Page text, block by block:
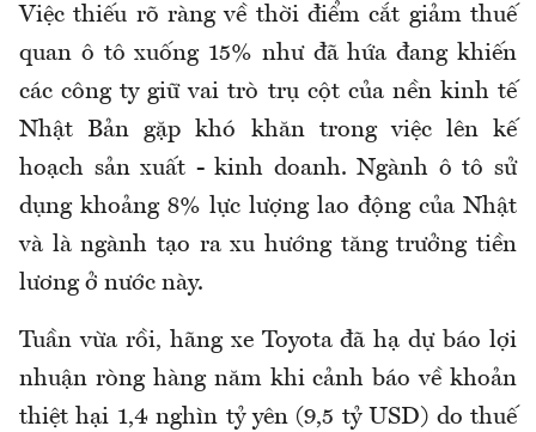
Việc thiếu rõ ràng về thời điểm cắt giảm thuế
quan ô tô xuống 15% như đã hứa đang khiến
các công ty giữ vai trò trụ cột của nền kinh tế
Nhật Bản gặp khó khăn trong việc lên kế
hoạch sản xuất - kinh doanh. Ngành ô tô sử
dụng khoảng 8% lực lượng lao động của Nhật
và là ngành tạo ra xu hướng tăng trưởng tiền
lương ở nước này.
Tuần vừa rồi, hãng xe Toyota đã hạ dự báo lợi
nhuận ròng hàng năm khi cảnh báo về khoản
thiệt hại 1,4 nghìn tỷ yên (9,5 tỷ USD) do thuế